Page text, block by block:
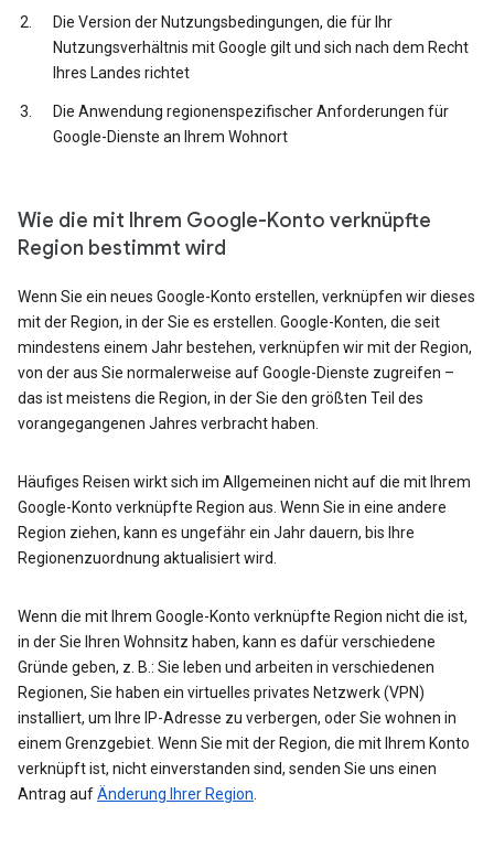
Die Version der Nutzungsbedingungen, die für Ihr
Nutzungsverhältnis mit Google gilt und sich nach dem Recht
Ihres Landes richtet
Die Anwendung regionenspezifischer Anforderungen für
Google-Dienste an Ihrem Wohnort
Wie die mit Ihrem Google-Konto verknüpfte
Region bestimmt wird
Wenn Sie ein neues Google-Konto erstellen, verknüpfen wir dieses
mit der Region, in der Sie es erstellen. Google-Konten, die seit
mindestens einem Jahr bestehen, verknüpfen wir mit der Region,
von der aus Sie normalerweise auf Google-Dienste zugreifen –
das ist meistens die Region, in der Sie den größten Teil des
vorangegangenen Jahres verbracht haben.
Häufiges Reisen wirkt sich im Allgemeinen nicht auf die mit Ihrem
Google-Konto verknüpfte Region aus. Wenn Sie in eine andere
Region ziehen, kann es ungefähr ein Jahr dauern, bis Ihre
Regionenzuordnung aktualisiert wird.
Wenn die mit Ihrem Google-Konto verknüpfte Region nicht die ist,
in der Sie Ihren Wohnsitz haben, kann es dafür verschiedene
Gründe geben, z. B.: Sie leben und arbeiten in verschiedenen
Regionen, Sie haben ein virtuelles privates Netzwerk (VPN)
installiert, um Ihre IP-Adresse zu verbergen, oder Sie wohnen in
einem Grenzgebiet. Wenn Sie mit der Region, die mit Ihrem Konto
verknüpft ist, nicht einverstanden sind, senden Sie uns einen
Antrag aufÄnderung Ihrer Region